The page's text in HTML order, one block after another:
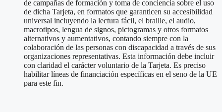
de campañas de formación y toma de conciencia sobre el uso
de dicha Tarjeta, en formatos que garanticen su accesibilidad
universal incluyendo la lectura fácil, el braille, el audio,
macrotipos, lengua de signos, pictogramas y otros formatos
alternativos y aumentativos, contando siempre con la
colaboración de las personas con discapacidad a través de sus
organizaciones representativas. Esta información debe incluir
con claridad el carácter voluntario de la Tarjeta. Es preciso
habilitar líneas de financiación específicas en el seno de la UE
para este fin.